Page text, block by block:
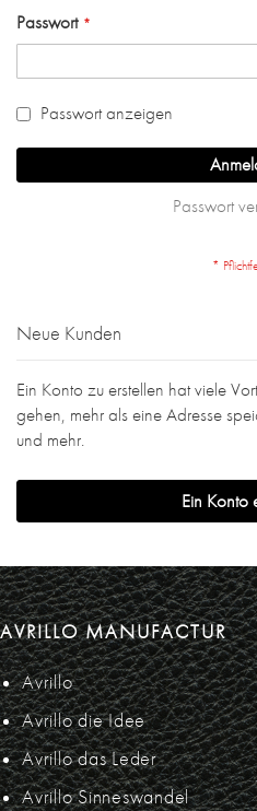
Passwort
Passwort anzeigen
Passwort
Neue Kunden
Ein Konto zu erstellen hat viele
gehen, mehr als eine Adresse
und mehr.
Ein Konto
AVRILLO MANUFACTUR
Avrillo
Avrillo die Idee
Avrillo das Leder
Avrillo Sinneswandel